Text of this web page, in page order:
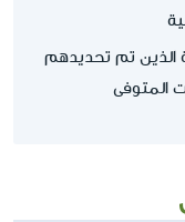
الذين تم تحديدهم
المتوفى